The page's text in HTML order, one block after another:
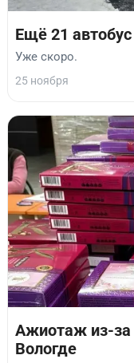
Ещё 21
Уже скоро.
25 ноября
Ажиотаж из-за
Вологде